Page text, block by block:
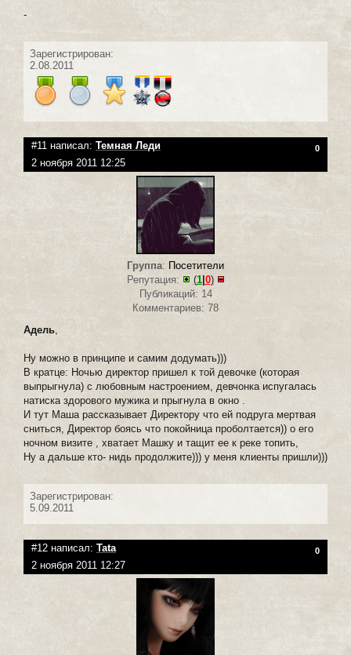
-
Зарегистрирован:
2.08.2011
#11 написал: Темная Леди 0
2 ноября 2011 12:25
Группа: Посетители
Репутация:
(1| 0)
Публикаций: 14
Комментариев: 78
Адель,
Ну можно в принципе и самим додумать)))
В кратце: Ночью директор пришел к той девочке (которая
выпрыгнула) с любовным настроением, девчонка испугалась
натиска здорового мужика и прыгнула в окно .
И тут Маша рассказывает Директору что ей подруга мертвая
сниться, Директор боясь что покойница проболтается)) о его
ночном визите , хватает Машку и тащит ее к реке топить,
Ну а дальше кто- нидь продолжите))) у меня клиенты пришли)))
Зарегистрирован:
5.09.2011
#12 написал: Tata 0
2 ноября 2011 12:27